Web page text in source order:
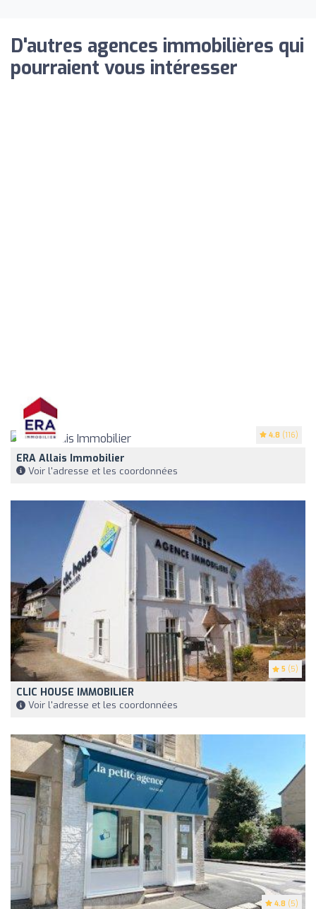
D'autres agences immobilières qui
pourraient vous intéresser
4.8 (116)
ERA Allais Immobilier
Voir l'adresse et les coordonnées
5 (5)
CLIC HOUSE IMMOBILIER
Voir l'adresse et les coordonnées
4.8 (5)